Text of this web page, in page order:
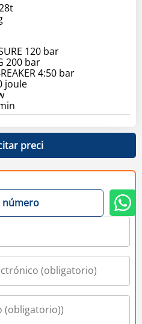
120 bar
200 bar
4:50 bar
joule
preci
número